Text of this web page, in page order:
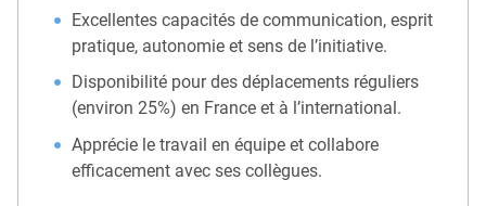
Excellentes capacités de communication, esprit
pratique, autonomie et sens de l’initiative.
Disponibilité pour des déplacements réguliers
(environ 25%) en France et à l’international.
Apprécie le travail en équipe et collabore
efficacement avec ses collègues.